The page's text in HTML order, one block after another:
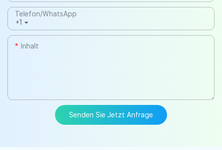
+1
Telefon/WhatsApp
Inhalt
Senden Sie Jetzt Anfrage